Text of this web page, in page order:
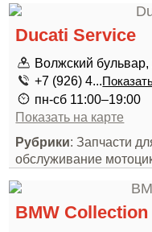
Ducati Service
Волжский бульвар,
+7 (926) 4...
пн-сб 11:00–19:00
Показать на карте
Рубрики: Запчасти
обслуживание
BMW Collection